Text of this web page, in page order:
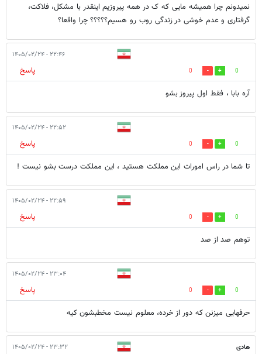
نمیدونم چرا همیشه مایی که ک در همه پیروزیم اینقدر با مشکل، فلاکت،
گرفتاری و عدم خوشی در زندگی روب رو هسیم؟؟؟؟؟ چرا واقعا؟
۲۲:۴۶ - ۱۴۰۵/۰۲/۲۴
0
0
پاسخ
آره بابا ، فقط اول پیروز بشو
۲۲:۵۲ - ۱۴۰۵/۰۲/۲۴
0
0
پاسخ
تا شما در راس امورات این مملکت هستید ، این مملکت درست بشو نیست !
۲۲:۵۹ - ۱۴۰۵/۰۲/۲۴
0
0
پاسخ
توهم صد از صد
۲۳:۰۴ - ۱۴۰۵/۰۲/۲۴
0
0
پاسخ
حرفهایی میزنن که دور از خرده، معلوم نیست مخطبشون کیه
هادی ۲۳:۳۲ - ۱۴۰۵/۰۲/۲۴